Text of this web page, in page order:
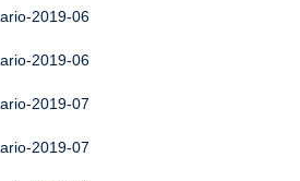
2019-06
2019-06
2019-07
2019-07